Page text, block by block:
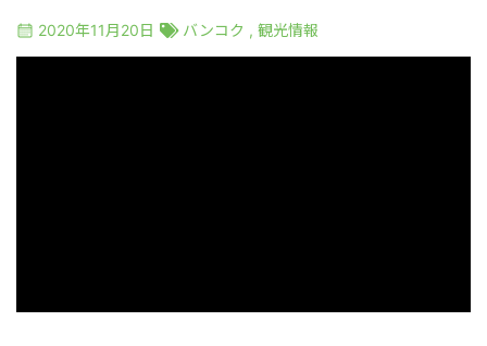
2020年11月20日 バンコク , 観光情報